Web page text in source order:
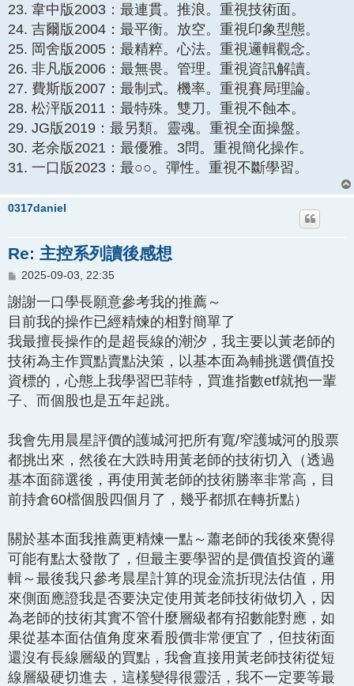
23. 韋中版2003：最連貫。推浪。重視技術面。
24. 吉爾版2004：最平衡。放空。重視印象型態。
25. 岡舍版2005：最精粹。心法。重視邏輯觀念。
26. 非凡版2006：最無畏。管理。重視資訊解讀。
27. 費斯版2007：最制式。機率。重視賽局理論。
28. 松泙版2011：最特殊。雙刀。重視不蝕本。
29. JG版2019：最另類。靈魂。重視全面操盤。
30. 老余版2021：最優雅。3問。重視簡化操作。
31. 一口版2023：最○○。彈性。重視不斷學習。
0317daniel
Re: 主控系列讀後感想
文
2025-09-03, 22:35
謝謝一口學長願意參考我的推薦～
目前我的操作已經精煉的相對簡單了
我最擅長操作的是超長線的潮汐，我主要以黃老師的
技術為主作買點賣點決策，以基本面為輔挑選價值投
資標的，心態上我學習巴菲特，買進指數etf就抱一輩
子、而個股也是五年起跳。
我會先用晨星評價的護城河把所有寬/窄護城河的股票
都挑出來，然後在大跌時用黃老師的技術切入（透過
基本面篩選後，再使用黃老師的技術勝率非常高，目
前持倉60檔個股四個月了，幾乎都抓在轉折點）
關於基本面我推薦更精煉一點～蕭老師的我後來覺得
可能有點太發散了，但最主要學習的是價值投資的邏
輯～最後我只參考晨星計算的現金流折現法估值，用
來側面應證我是否要決定使用黃老師技術做切入，因
為老師的技術其實不管什麼層級都有招數能對應，如
果從基本面估值角度來看股價非常便宜了，但技術面
還沒有長線層級的買點，我會直接用黃老師技術從短
線層級硬切進去，這樣變得很靈活，我不一定要等最